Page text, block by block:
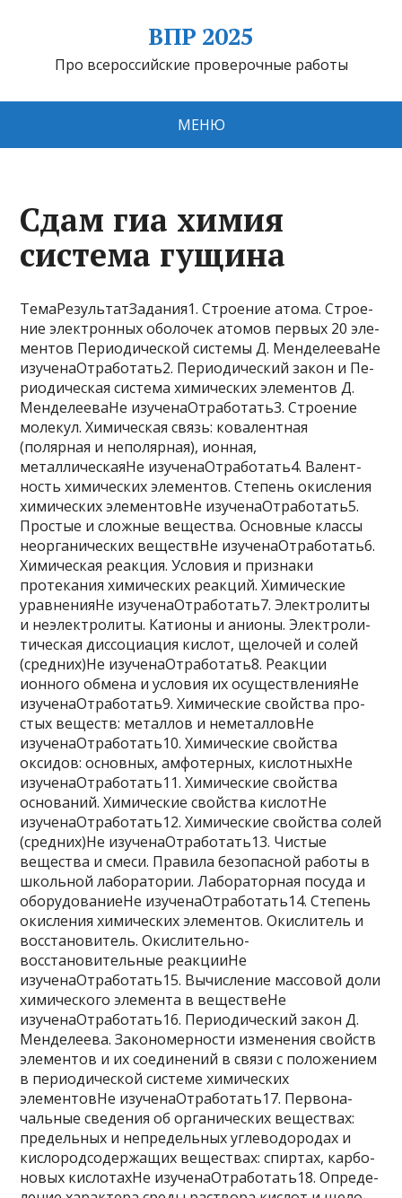
ВПР 2025
Про всероссийские проверочные работы
МЕНЮ
Сдам гиа химия
система гущина
ТемаРезультатЗадания1. Стро­е­ние атома. Стро­е­
ние электронных обо­ло­чек атомов пер­вых 20 эле­
мен­тов Периодической си­сте­мы Д. МенделееваНе
изученаОтработать2. Пе­ри­о­ди­че­ский закон и Пе­
ри­о­ди­че­ская система хи­ми­че­ских элементов Д.
МенделееваНе изученаОтработать3. Стро­е­ние
молекул. Хи­ми­че­ская связь: ко­ва­лент­ная
(полярная и неполярная), ионная,
металлическаяНе изученаОтработать4. Ва­лент­
ность химических элементов. Сте­пень окисления
хи­ми­че­ских элементовНе изученаОтработать5.
Про­стые и слож­ные вещества. Ос­нов­ные классы
не­ор­га­ни­че­ских веществНе изученаОтработать6.
Хи­ми­че­ская реакция. Усло­вия и при­зна­ки
протекания хи­ми­че­ских реакций. Хи­ми­че­ские
уравненияНе изученаОтработать7. Элек­тро­ли­ты
и неэлектролиты. Ка­ти­о­ны и анионы. Элек­тро­ли­
ти­че­ская диссоциация кислот, ще­ло­чей и солей
(средних)Не изученаОтработать8. Ре­ак­ции
ионного об­ме­на и усло­вия их осуществленияНе
изученаОтработать9. Хи­ми­че­ские свойства про­
стых веществ: ме­тал­лов и неметалловНе
изученаОтработать10. Хи­ми­че­ские свойства
оксидов: основных, амфотерных, кислотныхНе
изученаОтработать11. Хи­ми­че­ские свойства
оснований. Хи­ми­че­ские свойства кислотНе
изученаОтработать12. Хи­ми­че­ские свойства солей
(средних)Не изученаОтработать13. Чи­стые
вещества и смеси. Пра­ви­ла безопасной ра­бо­ты в
школь­ной лаборатории. Ла­бо­ра­тор­ная посуда и
оборудованиеНе изученаОтработать14. Сте­пень
окисления хи­ми­че­ских элементов. Окис­ли­тель и
восстановитель. Окислительно-
восстановительные реакцииНе
изученаОтработать15. Вы­чис­ле­ние массовой доли
хи­ми­че­ско­го элемента в веществеНе
изученаОтработать16. Пе­ри­о­ди­че­ский закон Д.
Менделеева. За­ко­но­мер­но­сти изменения свойств
элементов и их со­еди­не­ний в связи с по­ло­же­ни­ем
в пе­ри­о­ди­че­ской системе хи­ми­че­ских
элементовНе изученаОтработать17. Пер­во­на­
чаль­ные сведения об ор­га­ни­че­ских веществах:
пре­дель­ных и не­пре­дель­ных углеводородах и
кис­ло­род­со­дер­жа­щих веществах: спиртах, кар­бо­
но­вых кислотахНе изученаОтработать18. Опре­де­